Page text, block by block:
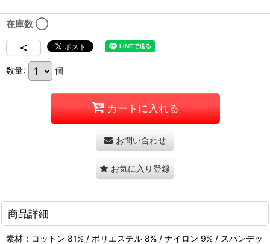
在庫数 ◯
数量: 個
カートに入れる
お問い合わせ
お気に入り登録
商品詳細
素材：コットン 81% / ポリエステル 8% / ナイロン 9% / スパンデッ